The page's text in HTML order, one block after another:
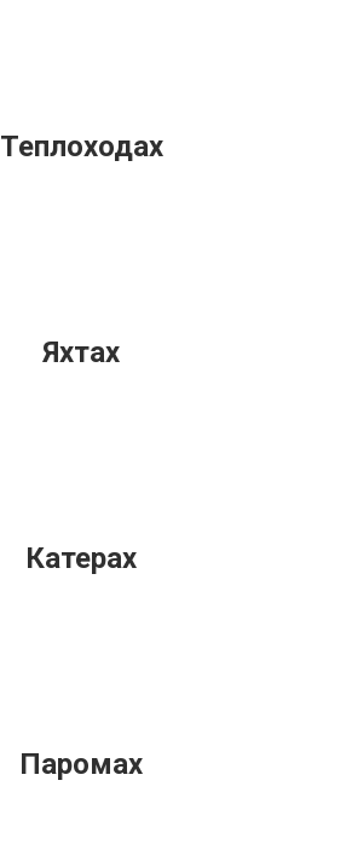
Теплоходах
Яхтах
Катерах
Паромах